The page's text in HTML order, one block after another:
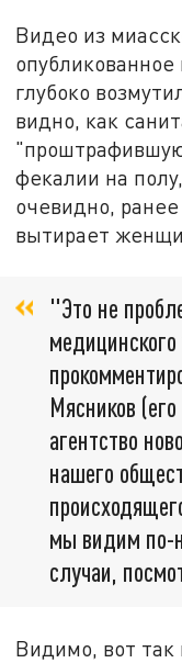
Видео из
глубоко
видно, как
фекалии на
очевидно,
вытирает
"Это не
Мясников
агентство
нашего
мы видим по-
случаи,
Видимо, вот